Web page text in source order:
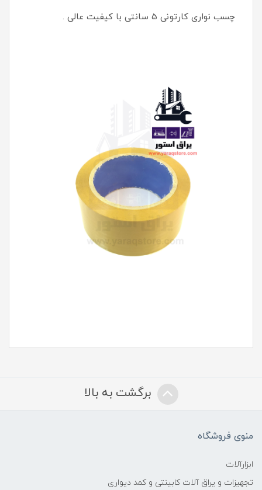
چسب نواری کارتونی 5 سانتی با کیفیت عالی .
برگشت به بالا
منوی فروشگاه
ابزارآلات
تجهیزات و یراق آلات کابینتی و کمد دیواری